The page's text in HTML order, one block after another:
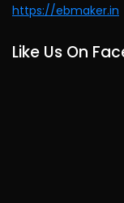
https://ebmaker.in
Like Us On